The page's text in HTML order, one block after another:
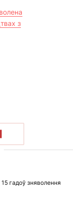
з
гадоў зняволення